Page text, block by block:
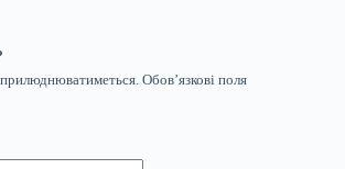
Обов’язкові поля